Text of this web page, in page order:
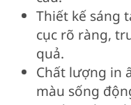
Thiết kế sáng
cục rõ ràng,
quả.
Chất lượng in
màu sống